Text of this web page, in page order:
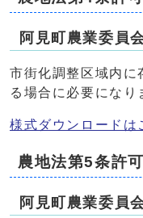
阿見町農業委員
市街化調整区域内に
る場合に必要になり
様式ダウンロードは
農地法第5条許可
阿見町農業委員